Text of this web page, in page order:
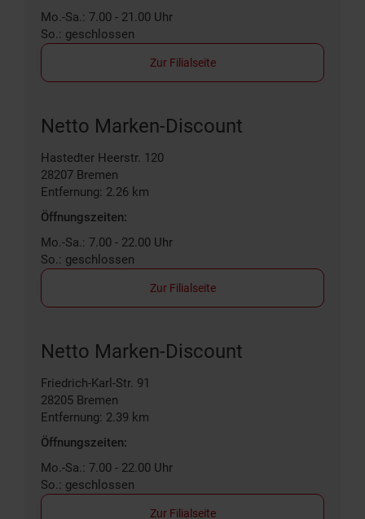
Mo.-Sa.: 7.00 - 21.00 Uhr
So.: geschlossen
Zur Filialseite
Netto Marken-Discount
Hastedter Heerstr. 120
28207 Bremen
Entfernung: 2.26 km
Öffnungszeiten:
Mo.-Sa.: 7.00 - 22.00 Uhr
So.: geschlossen
Zur Filialseite
Netto Marken-Discount
Friedrich-Karl-Str. 91
28205 Bremen
Entfernung: 2.39 km
Öffnungszeiten:
Mo.-Sa.: 7.00 - 22.00 Uhr
So.: geschlossen
Zur Filialseite